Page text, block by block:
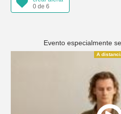
0 de 6
Evento especialmente
A